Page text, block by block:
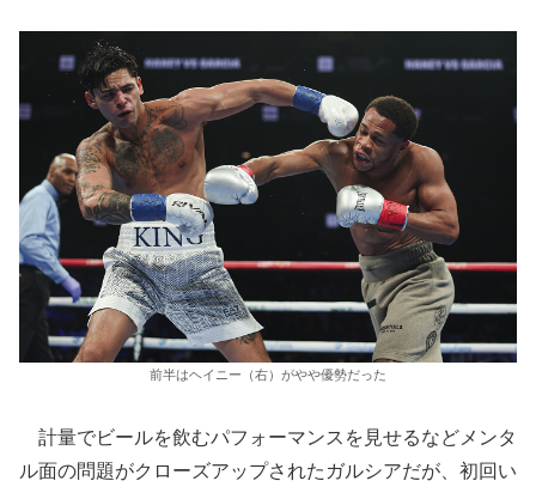
前半はヘイニー（右）がやや優勢だった
計量でビールを飲むパフォーマンスを見せるなどメンタ
ル面の問題がクローズアップされたガルシアだが、初回い